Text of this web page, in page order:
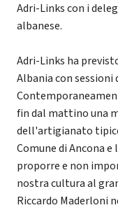
Adri-Links con i
albanese.
Adri-Links ha
Albania con
fin dal mattino una
dell'artigianato
Comune di Ancona
proporre e non
nostra cultura al
Riccardo Maderloni